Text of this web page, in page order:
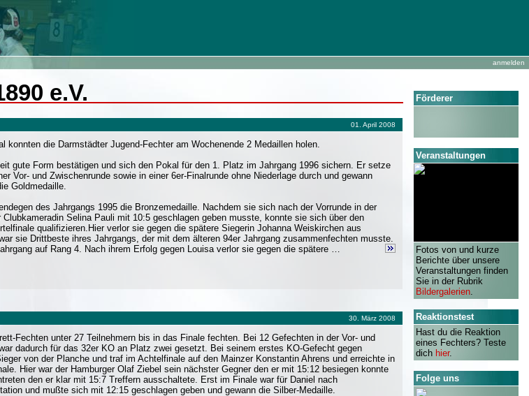
anmelden
e.V.
01. April 2008
konnten die Darmstädter Jugend-Fechter am Wochenende 2 Medaillen holen.
gute Form bestätigen und sich den Pokal für den 1. Platz im Jahrgang 1996 sichern. Er setze
Vor- und Zwischenrunde sowie in einer 6er-Finalrunde ohne Niederlage durch und gewann
Goldmedaille.
des Jahrgangs 1995 die Bronzemedaille. Nachdem sie sich nach der Vorrunde in der
Clubkameradin Selina Pauli mit 10:5 geschlagen geben musste, konnte sie sich über den
qualifizieren.Hier verlor sie gegen die spätere Siegerin Johanna Weiskirchen aus
sie Drittbeste ihres Jahrgangs, der mit dem älteren 94er Jahrgang zusammenfechten musste.
auf Rang 4. Nach ihrem Erfolg gegen Louisa verlor sie gegen die spätere …
30. März 2008
Fechten unter 27 Teilnehmern bis in das Finale fechten. Bei 12 Gefechten in der Vor- und
dadurch für das 32er KO an Platz zwei gesetzt. Bei seinem erstes KO-Gefecht gegen
von der Planche und traf im Achtelfinale auf den Mainzer Konstantin Ahrens und erreichte in
Hier war der Hamburger Olaf Ziebel sein nächster Gegner den er mit 15:12 besiegen konnte
den er klar mit 15:7 Treffern ausschaltete. Erst im Finale war für Daniel nach
und mußte sich mit 12:15 geschlagen geben und gewann die Silber-Medaille.
Förderer
Veranstaltungen
Fotos von und kurze
Berichte über unsere
Veranstaltungen finden
Sie in der Rubrik
Bildergalerien.
Reaktionstest
Hast du die Reaktion
eines Fechters? Teste
dich hier.
Folge uns